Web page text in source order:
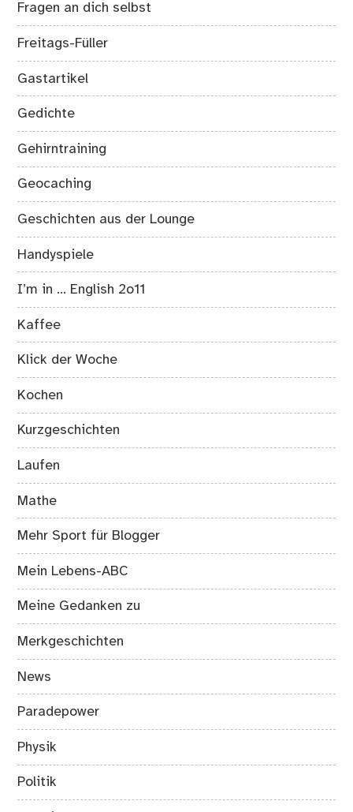
Fragen an dich selbst
Freitags-Füller
Gastartikel
Gedichte
Gehirntraining
Geocaching
Geschichten aus der Lounge
Handyspiele
I’m in … English 2o11
Kaffee
Klick der Woche
Kochen
Kurzgeschichten
Laufen
Mathe
Mehr Sport für Blogger
Mein Lebens-ABC
Meine Gedanken zu
Merkgeschichten
News
Paradepower
Physik
Politik